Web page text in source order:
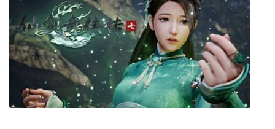
Marc Ecko's Getting Up: Contents Under
Pressure